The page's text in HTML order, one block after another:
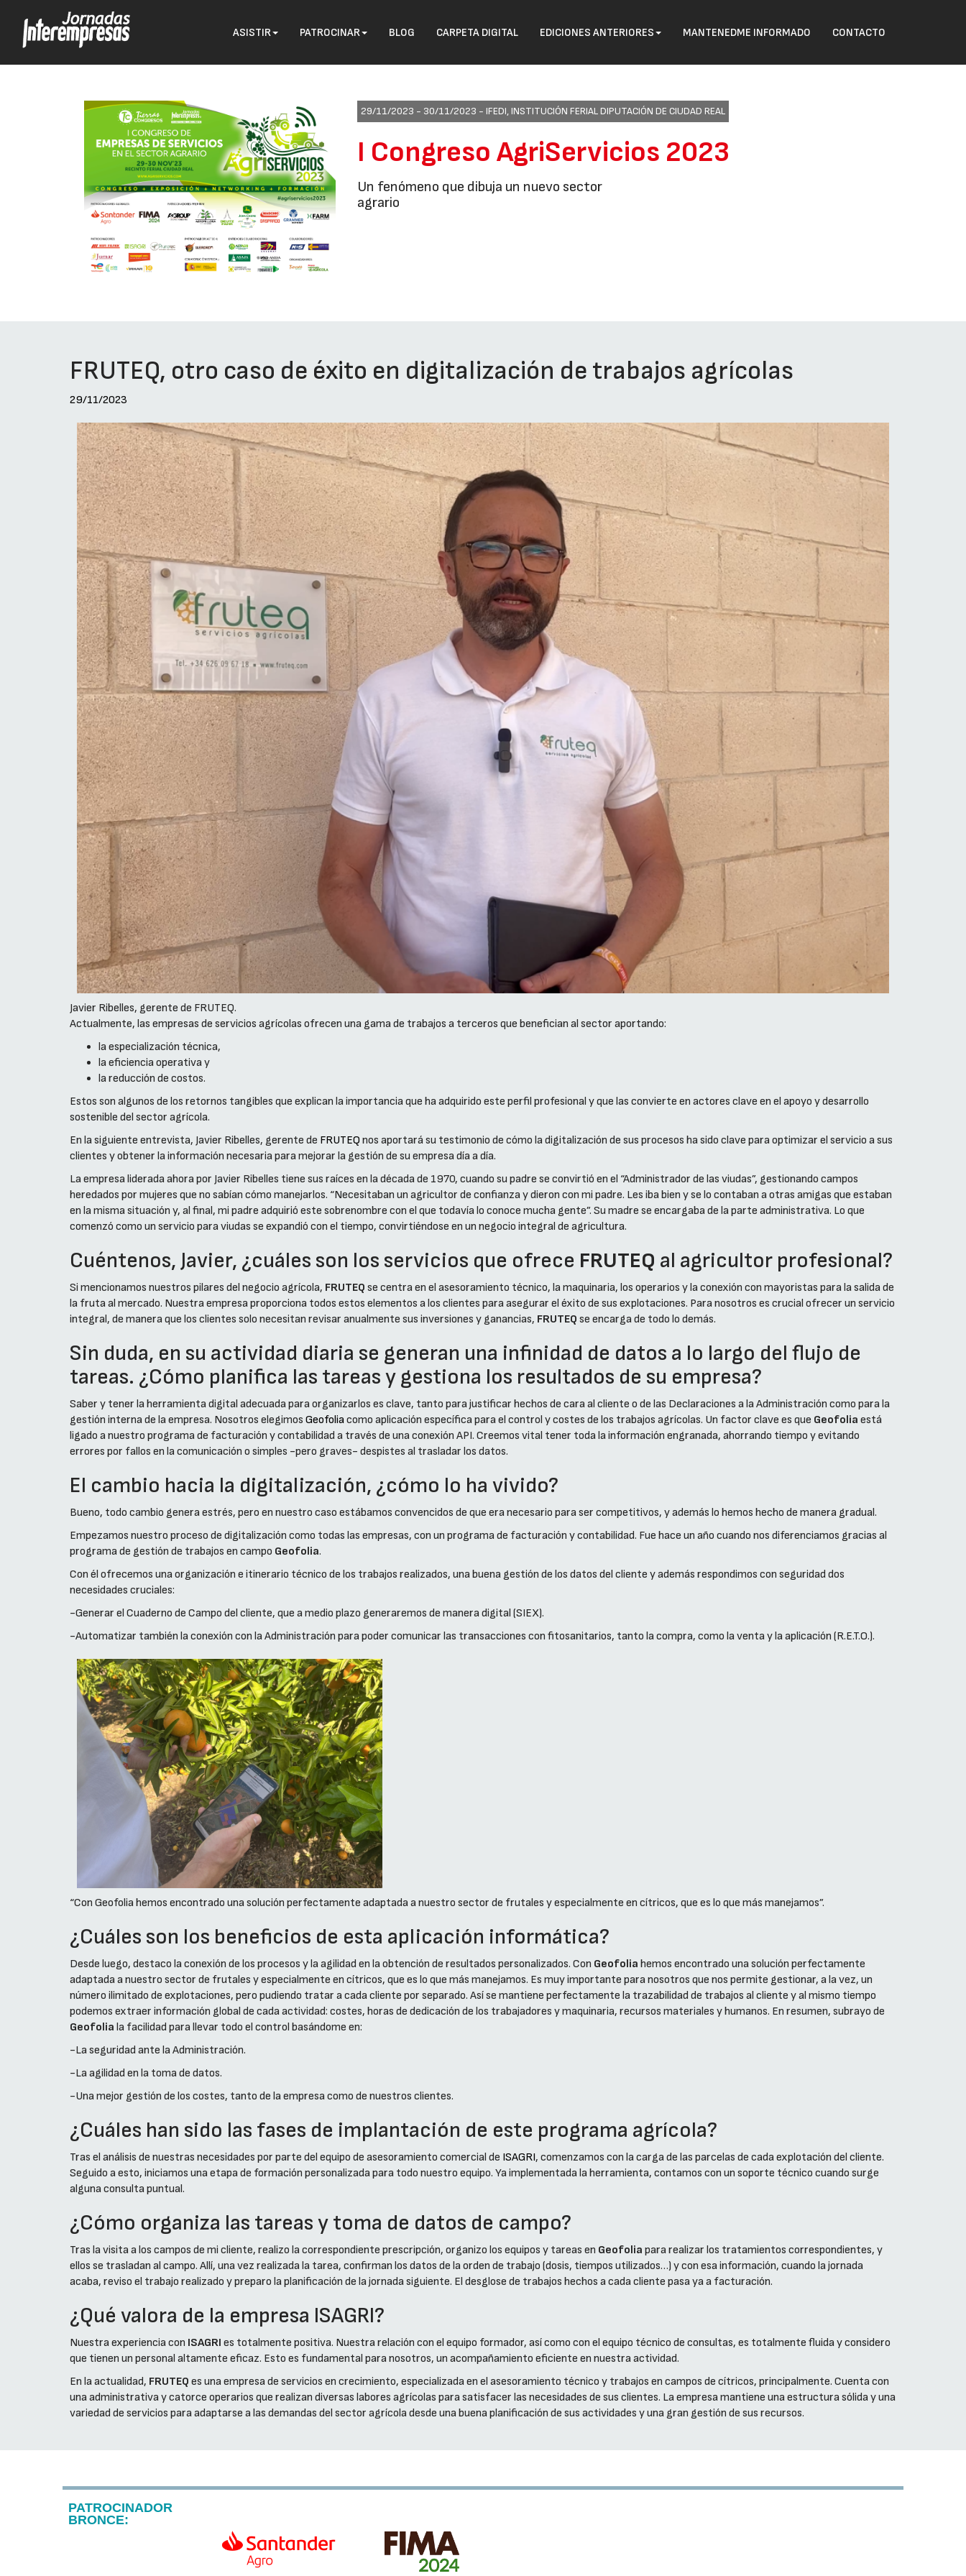
ASISTIR PATROCINAR BLOG CARPETA DIGITAL EDICIONES ANTERIORES MANTENEDME INFORMADO CONTACTO
29/11/2023 - 30/11/2023 - IFEDI, INSTITUCIÓN FERIAL DIPUTACIÓN DE CIUDAD REAL
I Congreso AgriServicios 2023
Un fenómeno que dibuja un nuevo sector
agrario
FRUTEQ, otro caso de éxito en digitalización de trabajos agrícolas
29/11/2023
Javier Ribelles, gerente de FRUTEQ.
Actualmente, las empresas de servicios agrícolas ofrecen una gama de trabajos a terceros que benefician al sector aportando:
la especialización técnica,
la eficiencia operativa y
la reducción de costos.
Estos son algunos de los retornos tangibles que explican la importancia que ha adquirido este perfil profesional y que las convierte en actores clave en el apoyo y desarrollo
sostenible del sector agrícola.
En la siguiente entrevista, Javier Ribelles, gerente de FRUTEQ nos aportará su testimonio de cómo la digitalización de sus procesos ha sido clave para optimizar el servicio a sus
clientes y obtener la información necesaria para mejorar la gestión de su empresa día a día.
La empresa liderada ahora por Javier Ribelles tiene sus raíces en la década de 1970, cuando su padre se convirtió en el “Administrador de las viudas”, gestionando campos
heredados por mujeres que no sabían cómo manejarlos. “Necesitaban un agricultor de confianza y dieron con mi padre. Les iba bien y se lo contaban a otras amigas que estaban
en la misma situación y, al final, mi padre adquirió este sobrenombre con el que todavía lo conoce mucha gente”. Su madre se encargaba de la parte administrativa. Lo que
comenzó como un servicio para viudas se expandió con el tiempo, convirtiéndose en un negocio integral de agricultura.
Cuéntenos, Javier, ¿cuáles son los servicios que ofrece FRUTEQ al agricultor profesional?
Si mencionamos nuestros pilares del negocio agrícola, FRUTEQ se centra en el asesoramiento técnico, la maquinaria, los operarios y la conexión con mayoristas para la salida de
la fruta al mercado. Nuestra empresa proporciona todos estos elementos a los clientes para asegurar el éxito de sus explotaciones. Para nosotros es crucial ofrecer un servicio
integral, de manera que los clientes solo necesitan revisar anualmente sus inversiones y ganancias, FRUTEQ se encarga de todo lo demás.
Sin duda, en su actividad diaria se generan una infinidad de datos a lo largo del flujo de
tareas. ¿Cómo planifica las tareas y gestiona los resultados de su empresa?
Saber y tener la herramienta digital adecuada para organizarlos es clave, tanto para justificar hechos de cara al cliente o de las Declaraciones a la Administración como para la
gestión interna de la empresa. Nosotros elegimos Geofoliacomo aplicación específica para el control y costes de los trabajos agrícolas. Un factor clave es que Geofolia está
ligado a nuestro programa de facturación y contabilidad a través de una conexión API. Creemos vital tener toda la información engranada, ahorrando tiempo y evitando
errores por fallos en la comunicación o simples -pero graves- despistes al trasladar los datos.
El cambio hacia la digitalización, ¿cómo lo ha vivido?
Bueno, todo cambio genera estrés, pero en nuestro caso estábamos convencidos de que era necesario para ser competitivos, y además lo hemos hecho de manera gradual.
Empezamos nuestro proceso de digitalización como todas las empresas, con un programa de facturación y contabilidad. Fue hace un año cuando nos diferenciamos gracias al
programa de gestión de trabajos en campo Geofolia.
Con él ofrecemos una organización e itinerario técnico de los trabajos realizados, una buena gestión de los datos del cliente y además respondimos con seguridad dos
necesidades cruciales:
-Generar el Cuaderno de Campo del cliente, que a medio plazo generaremos de manera digital (SIEX).
-Automatizar también la conexión con la Administración para poder comunicar las transacciones con fitosanitarios, tanto la compra, como la venta y la aplicación (R.E.T.O.).
“Con Geofolia hemos encontrado una solución perfectamente adaptada a nuestro sector de frutales y especialmente en cítricos, que es lo que más manejamos”.
¿Cuáles son los beneficios de esta aplicación informática?
Desde luego, destaco la conexión de los procesos y la agilidad en la obtención de resultados personalizados. Con Geofolia hemos encontrado una solución perfectamente
adaptada a nuestro sector de frutales y especialmente en cítricos, que es lo que más manejamos. Es muy importante para nosotros que nos permite gestionar, a la vez, un
número ilimitado de explotaciones, pero pudiendo tratar a cada cliente por separado. Así se mantiene perfectamente la trazabilidad de trabajos al cliente y al mismo tiempo
podemos extraer información global de cada actividad: costes, horas de dedicación de los trabajadores y maquinaria, recursos materiales y humanos. En resumen, subrayo de
Geofolia la facilidad para llevar todo el control basándome en:
-La seguridad ante la Administración.
-La agilidad en la toma de datos.
-Una mejor gestión de los costes, tanto de la empresa como de nuestros clientes.
¿Cuáles han sido las fases de implantación de este programa agrícola?
Tras el análisis de nuestras necesidades por parte del equipo de asesoramiento comercial de ISAGRI, comenzamos con la carga de las parcelas de cada explotación del cliente.
Seguido a esto, iniciamos una etapa de formación personalizada para todo nuestro equipo. Ya implementada la herramienta, contamos con un soporte técnico cuando surge
alguna consulta puntual.
¿Cómo organiza las tareas y toma de datos de campo?
Tras la visita a los campos de mi cliente, realizo la correspondiente prescripción, organizo los equipos y tareas en Geofolia para realizar los tratamientos correspondientes, y
ellos se trasladan al campo. Allí, una vez realizada la tarea, confirman los datos de la orden de trabajo (dosis, tiempos utilizados…) y con esa información, cuando la jornada
acaba, reviso el trabajo realizado y preparo la planificación de la jornada siguiente. El desglose de trabajos hechos a cada cliente pasa ya a facturación.
¿Qué valora de la empresa ISAGRI?
Nuestra experiencia con ISAGRI es totalmente positiva. Nuestra relación con el equipo formador, así como con el equipo técnico de consultas, es totalmente fluida y considero
que tienen un personal altamente eficaz. Esto es fundamental para nosotros, un acompañamiento eficiente en nuestra actividad.
En la actualidad, FRUTEQ es una empresa de servicios en crecimiento, especializada en el asesoramiento técnico y trabajos en campos de cítricos, principalmente. Cuenta con
una administrativa y catorce operarios que realizan diversas labores agrícolas para satisfacer las necesidades de sus clientes. La empresa mantiene una estructura sólida y una
variedad de servicios para adaptarse a las demandas del sector agrícola desde una buena planificación de sus actividades y una gran gestión de sus recursos.
PATROCINADOR
BRONCE: